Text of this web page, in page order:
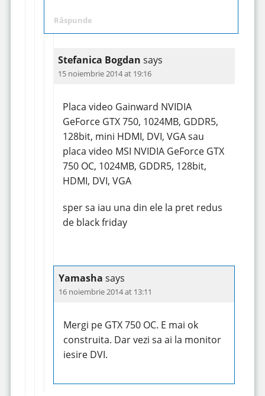
Răspunde
Stefanica Bogdan says
15 noiembrie 2014 at 19:16
Placa video Gainward NVIDIA
GeForce GTX 750, 1024MB, GDDR5,
128bit, mini HDMI, DVI, VGA sau
placa video MSI NVIDIA GeForce GTX
750 OC, 1024MB, GDDR5, 128bit,
HDMI, DVI, VGA
sper sa iau una din ele la pret redus
de black friday
Yamasha says
16 noiembrie 2014 at 13:11
Mergi pe GTX 750 OC. E mai ok
construita. Dar vezi sa ai la monitor
iesire DVI.